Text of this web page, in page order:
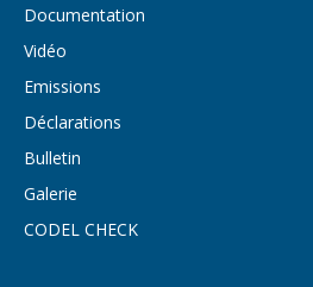
Documentation
Vidéo
Emissions
Déclarations
Bulletin
Galerie
CODEL CHECK